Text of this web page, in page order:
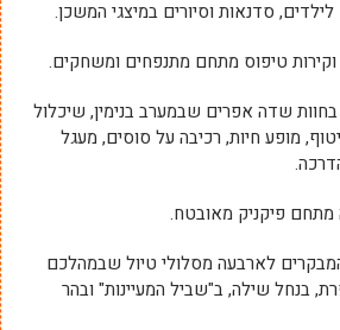
סדנאות וסיורים במיצגי המשכן.
וקירות טיפוס מתחם מתנפחים ומשחקים.
בחוות שדה אפרים שבמערב בנימין, שיכלול
מופע חיות, רכיבה על סוסים, מעגל
מתחם פיקניק מאובטח.
לארבעה מסלולי טיול שבמהלכם
בנחל שילה, ב"שביל המעיינות" ובהר